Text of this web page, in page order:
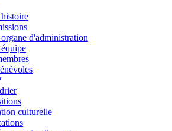
d'administration
culturelle